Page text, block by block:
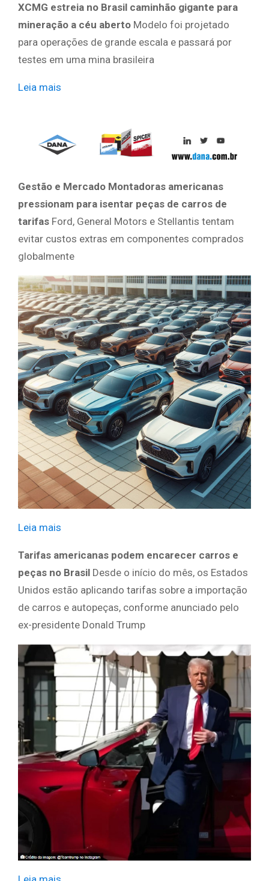
XCMG estreia no Brasil caminhão gigante para
mineração a céu aberto Modelo foi projetado
para operações de grande escala e passará por
testes em uma mina brasileira
Leia mais
Gestão e Mercado Montadoras americanas
pressionam para isentar peças de carros de
tarifas Ford, General Motors e Stellantis tentam
evitar custos extras em componentes comprados
globalmente
Leia mais
Tarifas americanas podem encarecer carros e
peças no Brasil Desde o início do mês, os Estados
Unidos estão aplicando tarifas sobre a importação
de carros e autopeças, conforme anunciado pelo
ex-presidente Donald Trump